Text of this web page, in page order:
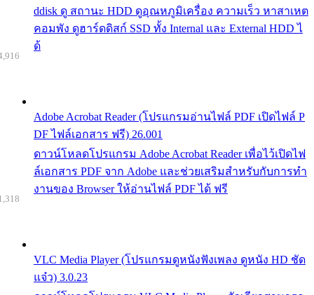
ddisk ดู สถานะ HDD ดูอุณหภูมิเครื่อง ความเร็ว หาสาเหต
คอมพัง ดูฮาร์ดดิสก์ SSD ทั้ง Internal และ External HDD ไ
ด้
Adobe Acrobat Reader (โปรแกรมอ่านไฟล์ PDF เปิดไฟล์ P
DF ไฟล์เอกสาร ฟรี) 26.001
ดาวน์โหลดโปรแกรม Adobe Acrobat Reader เพื่อไว้เปิดไฟ
ล์เอกสาร PDF จาก Adobe และช่วยเสริมสำหรับกับการทำ
งานของ Browser ให้อ่านไฟล์ PDF ได้ ฟรี
VLC Media Player (โปรแกรมดูหนังฟังเพลง ดูหนัง HD ชัด
แจ๋ว) 3.0.23